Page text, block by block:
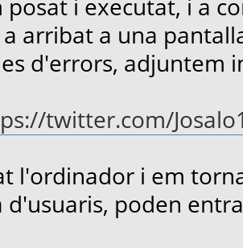
posat i executat, i a
arribat a una
d'errors, adjuntem
twitter.com/
l'ordinador i em
d'usuaris, poden